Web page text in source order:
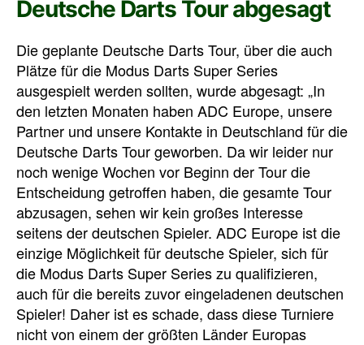
Deutsche Darts Tour abgesagt
Die geplante Deutsche Darts Tour, über die auch
Plätze für die Modus Darts Super Series
ausgespielt werden sollten, wurde abgesagt: „In
den letzten Monaten haben ADC Europe, unsere
Partner und unsere Kontakte in Deutschland für die
Deutsche Darts Tour geworben. Da wir leider nur
noch wenige Wochen vor Beginn der Tour die
Entscheidung getroffen haben, die gesamte Tour
abzusagen, sehen wir kein großes Interesse
seitens der deutschen Spieler. ADC Europe ist die
einzige Möglichkeit für deutsche Spieler, sich für
die Modus Darts Super Series zu qualifizieren,
auch für die bereits zuvor eingeladenen deutschen
Spieler! Daher ist es schade, dass diese Turniere
nicht von einem der größten Länder Europas